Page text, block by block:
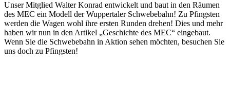
Unser Mitglied Walter Konrad entwickelt und baut in den Räumen
des MEC ein Modell der Wuppertaler Schwebebahn! Zu Pfingsten
werden die Wagen wohl ihre ersten Runden drehen! Dies und mehr
haben wir nun in den Artikel „Geschichte des MEC“ eingebaut.
Wenn Sie die Schwebebahn in Aktion sehen möchten, besuchen Sie
uns doch zu Pfingsten!